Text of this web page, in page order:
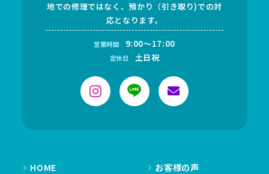
地での修理ではなく、預かり（引き取り)での対
応となります。
営業時間 9:00～17:00
定休日 土日祝
HOME
お客様の声